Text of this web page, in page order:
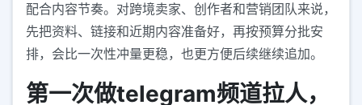
配合内容节奏。对跨境卖家、创作者和营销团队来说，
先把资料、链接和近期内容准备好，再按预算分批安
排，会比一次性冲量更稳，也更方便后续继续追加。
第一次做telegram频道拉人，